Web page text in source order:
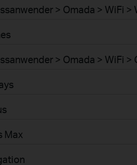
> Omada > WiFi >
> Omada > WiFi >
Max